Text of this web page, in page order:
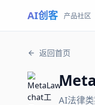
AI创客 产品社区
返回首页
AI法律